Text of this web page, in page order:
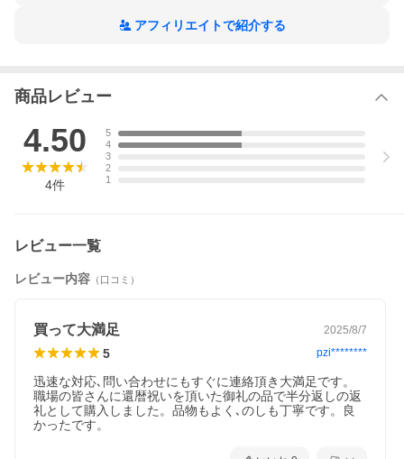
ら出荷後のお届け先変更が有料となります。 お届け先を変更（転
送）する場合、転送料金をヤマト運輸がお届け先様から着払いで
転送料金は、ご贈答用の場合でもお届け先様のご負担となります
ので、ご住所にお間違えがないか、十分にご確認の上ご注文くだ
さい。
シックなグレーと優しさを感じるベージュのボーダ
ハンガーに掛けて干せる実用的なバスタオルで少しだけサスティ
ナブル（持続可能）な暮らしを取り入れて、お洗濯もコンパクト
に、エコロジーに。
商品名：Lara Maison -ララメゾン- タオルギフト[ベージュ]
型 番：64010
●商品内容：フェイスタオル×1
アフィリエイトで紹介する
商品レビュー
4.50
4件
5
4
3
2
1
レビュー一覧
レビュー内容 （口コミ）
買って大満足 2025/8/7
5 pzi********
迅速な対応､問い合わせにもすぐに連絡頂き大満足です。
職場の皆さんに還暦祝いを頂いた御礼の品で半分返しの返
礼として購入しました。品物もよく､のしも丁寧です。良
かったです。